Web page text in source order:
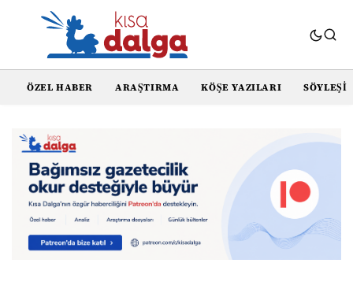
ÖZEL HABER ARAŞTIRMA KÖŞE YAZILARI SÖYLEŞI